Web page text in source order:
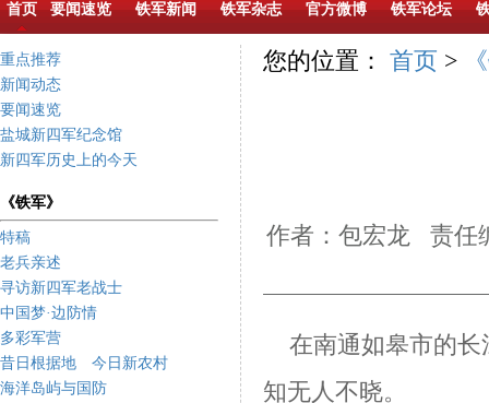
首页 要闻速览 铁军新闻 铁军杂志 官方微博 铁军论坛
重点推荐
新闻动态
要闻速览
盐城新四军纪念馆
新四军历史上的今天
《铁军》
特稿
老兵亲述
寻访新四军老战士
中国梦·边防情
多彩军营
昔日根据地 今日新农村
海洋岛屿与国防
您的位置： 首页 >
作者：包宏龙 责任
在南通如皋市的长
知无人不晓。